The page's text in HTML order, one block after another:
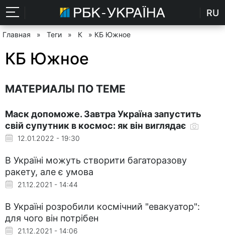
RU
Главная » Теги » К » КБ Южное
КБ Южное
МАТЕРИАЛЫ ПО ТЕМЕ
Маск допоможе. Завтра Україна запустить
свій супутник в космос: як він виглядає
12.01.2022 - 19:30
В Україні можуть створити багаторазову
ракету, але є умова
21.12.2021 - 14:44
В Україні розробили космічний "евакуатор":
для чого він потрібен
21.12.2021 - 14:06